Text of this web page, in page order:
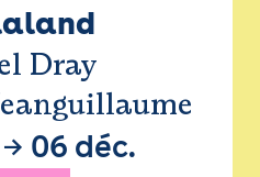
Dray
→ 06 déc.